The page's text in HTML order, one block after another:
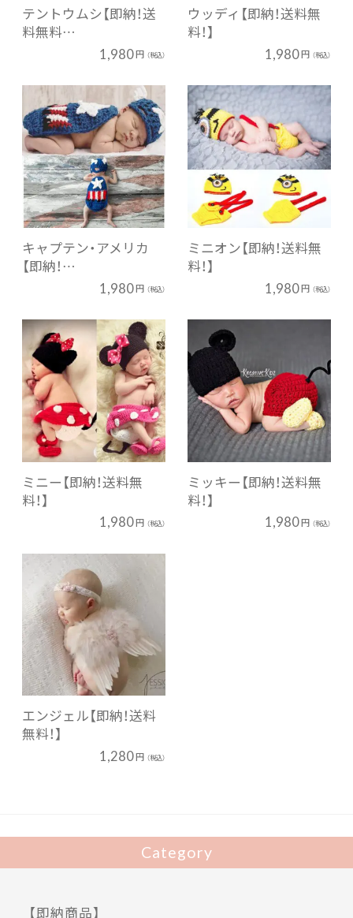
テントウムシ【即納！送
料無料…
1,980円 （税込）
ウッディ【即納！送料無
料！】
1,980円 （税込）
キャプテン・アメリカ
【即納！…
1,980円 （税込）
ミニオン【即納！送料無
料！】
1,980円 （税込）
ミニー【即納！送料無
料！】
1,980円 （税込）
ミッキー【即納！送料無
料！】
1,980円 （税込）
エンジェル【即納！送料
無料！】
1,280円 （税込）
Category
【即納商品】